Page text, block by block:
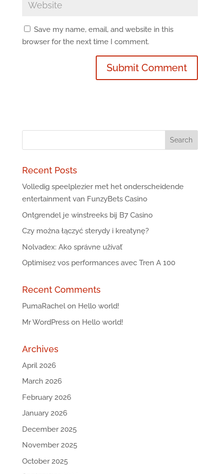
Save my name, email, and website in this
browser for the next time I comment.
Recent Posts
Volledig speelplezier met het onderscheidende
entertainment van FunzyBets Casino
Ontgrendel je winstreeks bij B7 Casino
Czy można łączyć sterydy i kreatynę?
Nolvadex: Ako správne užívať
Optimisez vos performances avec Tren A 100
Recent Comments
PumaRachelon Hello world!
Mr WordPresson Hello world!
Archives
April 2026
March 2026
February 2026
January 2026
December 2025
November 2025
October 2025